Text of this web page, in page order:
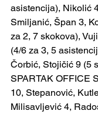
asistencija), Nikolić
Smiljanić, Špan 3,
za 2, 7 skokova),
(4/6 za 3, 5
Čorbić, Stojičić 9 (5
SPARTAK OFFICE
10, Stepanović,
Milisavljević 4,